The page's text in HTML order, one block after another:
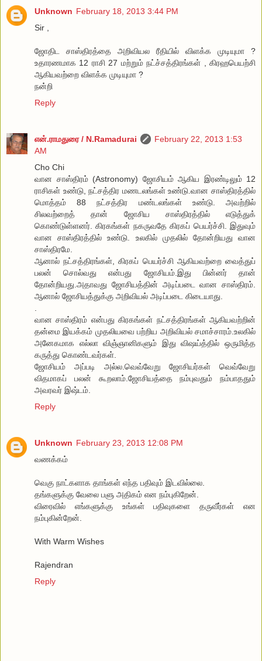
Unknown February 18, 2013 3:44 PM
Sir ,
ஜோதிட சாஸ்திரத்தை அறிவியல ரீதியில் விளக்க முடியுமா ?
உதாரணமாக 12 ராசி 27 மற்றும் நட்ச்சத்திரங்கள் , கிரஹபெயற்சி
ஆகியவற்றை விளக்க முடியுமா ?
நன்றி
Reply
என்.ராமதுரை / N.Ramadurai
February 22, 2013 1:53
AM
Cho Chi
வான சாஸ்திரம் (Astronomy) ஜோசியம் ஆகிய இரண்டிலும் 12
ராசிகள் உண்டு, நட்சத்திர மணடலங்கள் உண்டு.வான சாஸ்திரத்தில்
மொத்தம் 88 நட்சத்திர மண்டலங்கள் உண்டு. அவற்றில்
சிலவற்றைத் தான் ஜோசிய சாஸ்திரத்தில் எடுத்துக்
கொண்டுள்ளனர். கிரகங்கள் நகருவதே கிரகப் பெயர்ச்சி. இதுவும்
வான சாஸ்திரத்தில் உண்டு. உலகில் முதலில் தோன்றியது வான
சாஸ்திரமே.
ஆனால் நட்சத்திரங்கள், கிரகப் பெயர்ச்சி ஆகியவற்றை வைத்துப்
பலன் சொல்வது என்பது ஜோசியம்.இது பின்னர் தான்
தோன்றியது.அதாவது ஜோசியத்தின் அடிப்படை வான சாஸ்திரம்.
ஆனால் ஜோசியத்துக்கு அறிவியல் அடிப்படை கிடையாது.
வான சாஸ்திரம் என்பது கிரகங்கள் நட்சத்திரங்கள் ஆகியவற்றின்
தன்மை இயக்கம் முதலியவை பற்றிய அறிவியல் சமாச்சாரம்.உலகில்
அனேகமாக எல்லா விஞ்ஞானிகளும் இது விஷய்த்தில் ஒருமித்த
கருத்து கொண்டவர்கள்.
ஜோசியம் அப்படி அல்ல.வெவ்வேறு ஜோசியர்கள் வெவ்வேறு
விதமாகப் பலன் கூறலாம்.ஜோசியத்தை நம்புவதும் நம்பாததும்
அவரவர் இஷ்டம்.
Reply
Unknown February 23, 2013 12:08 PM
வணக்கம்
வெகு நாட்களாக தாங்கள் எந்த பதிவும் இடவில்லை.
தங்களுக்கு வேலை பளு அதிகம் என நம்புகிறேன்.
விரைவில் எங்களுக்கு உங்கள் பதிவுகளை தருவீர்கள் என
நம்புகின்றேன்.
With Warm Wishes
Rajendran
Reply